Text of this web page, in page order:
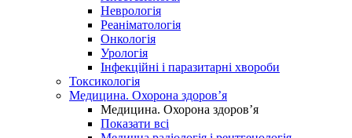
Неврологія
Реаніматологія
Онкологія
Урологія
Інфекційні і паразитарні хвороби
Токсикологія
Медицина. Охорона здоров’я
Медицина. Охорона здоров’я
Показати всі